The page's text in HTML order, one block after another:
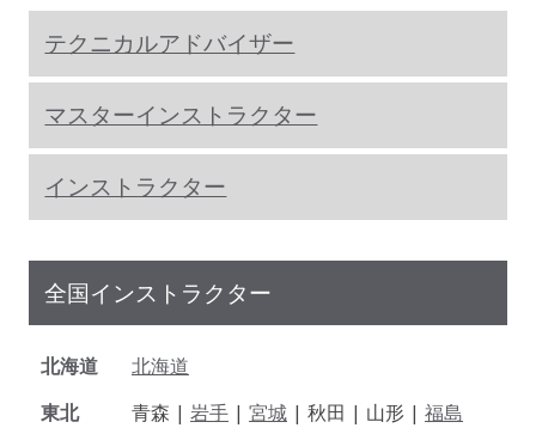
テクニカルアドバイザー
マスターインストラクター
インストラクター
全国インストラクター
北海道
北海道
東北
青森 | 岩手 | 宮城 | 秋田 | 山形 | 福島